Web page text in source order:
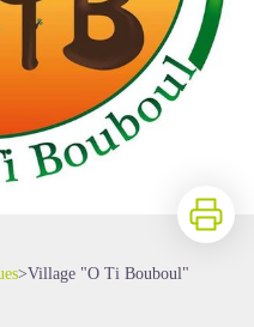
Imprimer
>Village "O Ti Bouboul"